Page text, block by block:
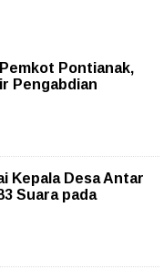
Pontianak,
Pengabdian
Kepala Desa Antar
Suara pada